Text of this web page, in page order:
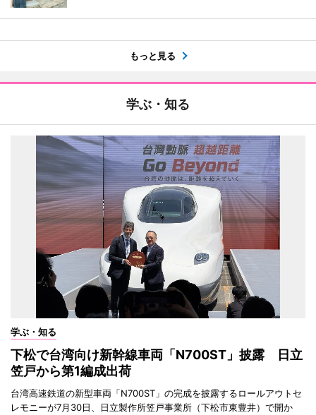
もっと見る
学ぶ・知る
学ぶ・知る
下松で台湾向け新幹線車両「N700ST」披露 日立
笠戸から第1編成出荷
台湾高速鉄道の新型車両「N700ST」の完成を披露するロールアウトセ
レモニーが7月30日、日立製作所笠戸事業所（下松市東豊井）で開か